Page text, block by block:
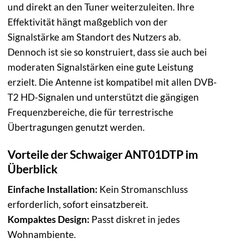
und direkt an den Tuner weiterzuleiten. Ihre
Effektivität hängt maßgeblich von der
Signalstärke am Standort des Nutzers ab.
Dennoch ist sie so konstruiert, dass sie auch bei
moderaten Signalstärken eine gute Leistung
erzielt. Die Antenne ist kompatibel mit allen DVB-
T2 HD-Signalen und unterstützt die gängigen
Frequenzbereiche, die für terrestrische
Übertragungen genutzt werden.
Vorteile der Schwaiger ANT01DTP im
Überblick
Einfache Installation: Kein Stromanschluss
erforderlich, sofort einsatzbereit.
Kompaktes Design: Passt diskret in jedes
Wohnambiente.